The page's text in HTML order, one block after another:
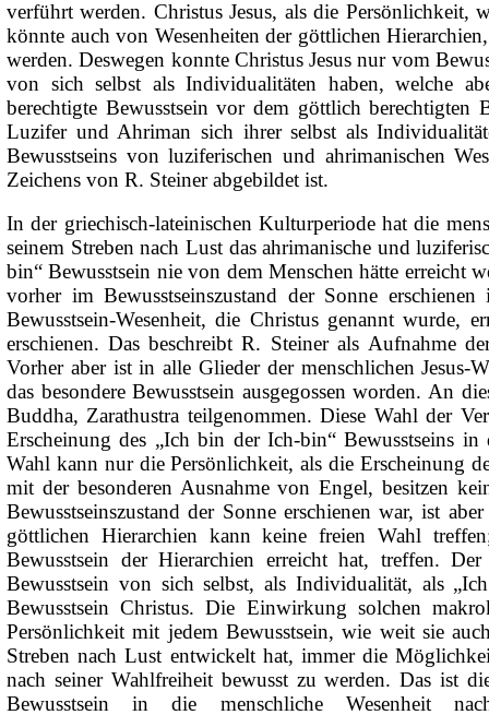
verführt werden. Christus Jesus, als die Persönlichkeit,
könnte auch von Wesenheiten der göttlichen
werden. Deswegen konnte Christus Jesus nur vom
von sich selbst als Individualitäten haben, welche
berechtigte Bewusstsein vor dem göttlich
Luzifer und Ahriman sich ihrer selbst als
Bewusstseins von luziferischen und ahrimanischen
Zeichens von R. Steiner abgebildet ist.
In der griechisch-lateinischen Kulturperiode hat die
seinem Streben nach Lust das ahrimanische und
bin“ Bewusstsein nie von dem Menschen hätte erreicht
vorher im Bewusstseinszustand der Sonne
Bewusstsein-Wesenheit, die Christus genannt wurde,
erschienen. Das beschreibt R. Steiner als Aufnahmeder
Vorher aber ist in alle Glieder der menschlichenJesus-
das besondere Bewusstsein ausgegossen worden. An
Buddha, Zarathustra teilgenommen. Diese Wahl der
Erscheinung des „Ich bin der Ich-bin“ Bewusstseins
Wahl kann nur die Persönlichkeit, als die Erscheinung
mit der besonderen Ausnahme von Engel, besitzen
Bewusstseinszustand der Sonne erschienen war, ist
göttlichen Hierarchien kann keine freien Wahl
Bewusstsein der Hierarchien erreicht hat, treffen.
Bewusstsein von sich selbst, als Individualität, als
Bewusstsein Christus. Die Einwirkung solchen
Persönlichkeit mit jedem Bewusstsein, wie weit sie
Streben nach Lust entwickelt hat, immer die
nach seiner Wahlfreiheit bewusst zu werden. Das ist
Bewusstsein in die menschliche Wesenheit